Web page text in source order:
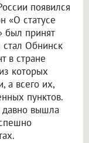
появился
«О статусе
был принят
Обнинск
в стране
которых
а всего их,
пунктов.
давно вышла